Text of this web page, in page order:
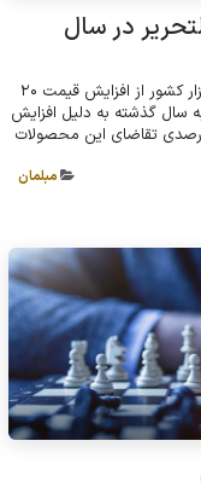
التحریر در سال
رئیس انجمن تولیدکنندگان نوشت‌افزار کشور از افزایش قیمت ۲۰
سال گذشته به دلیل افزایش
تولید و کاهش ۶۰ تا ۷۰ درصدی تقاضای این محصولات
مبلمان